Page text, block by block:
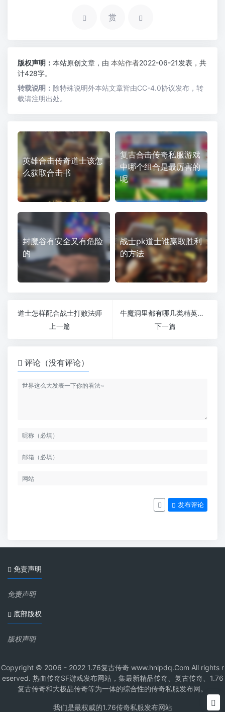
赏
版权声明： 本站原创文章，由 本站作者2022-06-21发表，共
计428字。
转载说明： 除特殊说明外本站文章皆由CC-4.0协议发布，转
载请注明出处。
英雄合击传奇道士该怎
么获取合击书
复古合击传奇私服游戏
中哪个组合是最厉害的
呢
封魔谷有安全又有危险
的
战士pk道士谁赢取胜利
的方法
道士怎样配合战士打败法师
上一篇
牛魔洞里都有哪几类精英的存在
下一篇
评论（没有评论）
发布评论
免责声明
免责声明
底部版权
版权声明
Copyright © 2006 - 2022 1.76复古传奇 www.hnlpdq.Com All rights r
eserved. 热血传奇SF游戏发布网站，集最新精品传奇、复古传奇、1.76
复古传奇和大极品传奇等为一体的综合性的传奇私服发布网。
我们是最权威的1.76传奇私服发布网站